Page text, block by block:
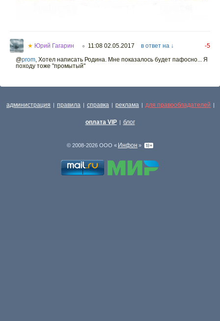
★ Юрий Гагарин ○ 11:08 02.05.2017 в ответ на ↓
-5
@prom, Хотел написать Родина. Мне показалось будет пафосно... Я
походу тоже "промытый"
администрация | правила | справка | реклама | для правообладателей |
оплата VIP | блог
© 2008-2026 ООО « Инфон »